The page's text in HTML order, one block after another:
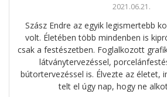
2021.06.21.
Szász Endre az egyik legismertebb
volt. Életében több mindenben is
csak a festészetben. Foglalkozott
látványtervezéssel,
bútortervezéssel is. Élvezte az életet,
telt el úgy nap, hogy ne